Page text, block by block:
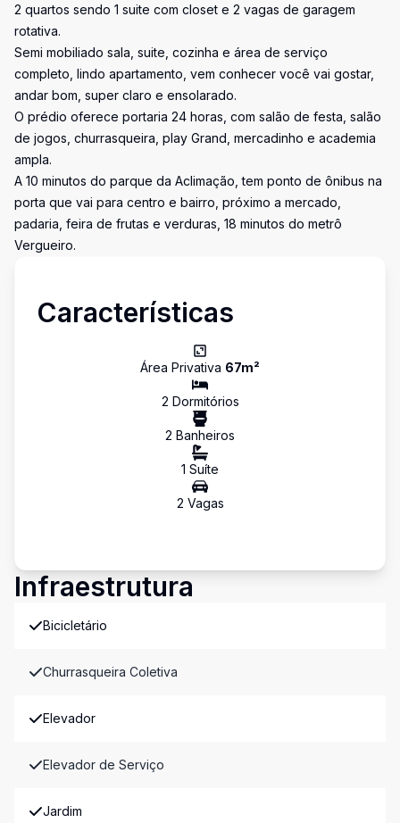
2 quartos sendo 1 suite com closet e 2 vagas de garagem
rotativa.
Semi mobiliado sala, suite, cozinha e área de serviço
completo, lindo apartamento, vem conhecer você vai gostar,
andar bom, super claro e ensolarado.
O prédio oferece portaria 24 horas, com salão de festa, salão
de jogos, churrasqueira, play Grand, mercadinho e academia
ampla.
A 10 minutos do parque da Aclimação, tem ponto de ônibus na
porta que vai para centro e bairro, próximo a mercado,
padaria, feira de frutas e verduras, 18 minutos do metrô
Vergueiro.
Características
Área Privativa 67m²
2 Dormitórios
2 Banheiros
1 Suíte
2 Vagas
Infraestrutura
Bicicletário
Churrasqueira Coletiva
Elevador
Elevador de Serviço
Jardim